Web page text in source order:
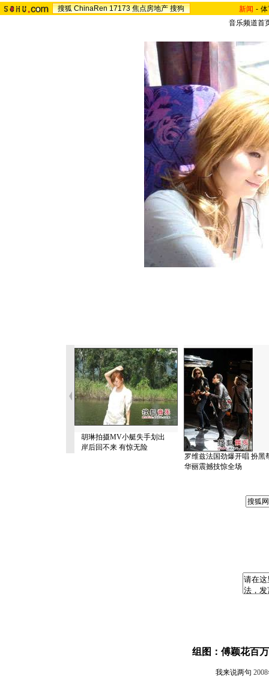
搜狐 ChinaRen 17173 焦点房地产 搜狗 新闻 -
音乐频道首
胡琳拍摄MV小艇失手划出
岸后回不来 有惊无险
罗维兹法国劲爆开唱 扮黑
华丽震撼技惊全场
组图：傅颖花百
我来说两句